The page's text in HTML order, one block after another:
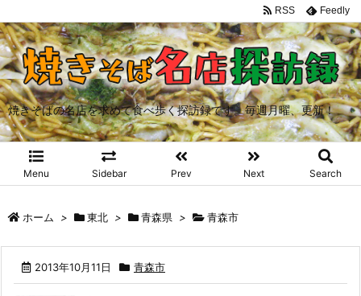
焼きそばの名店を求めて食べ歩く探訪録です。毎週月曜、更新！
Menu Sidebar Prev Next Search
RSS Feedly
ホーム > 東北 > 青森県 > 青森市
2013年10月11日 青森市